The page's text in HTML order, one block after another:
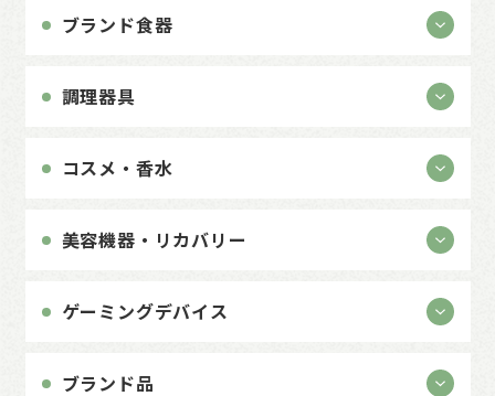
ブランド食器
調理器具
コスメ・香水
美容機器・リカバリー
ゲーミングデバイス
ブランド品